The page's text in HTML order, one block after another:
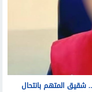
المتهم بانتحال